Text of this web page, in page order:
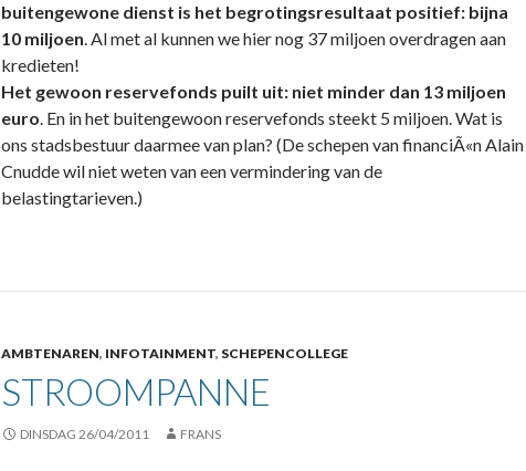
buitengewone dienst is het begrotingsresultaat positief: bijna
10 miljoen. Al met al kunnen we hier nog 37 miljoen overdragen aan
kredieten!
Het gewoon reservefonds puilt uit: niet minder dan 13 miljoen
euro. En in het buitengewoon reservefonds steekt 5 miljoen. Wat is
ons stadsbestuur daarmee van plan? (De schepen van financiÃ«n Alain
Cnudde wil niet weten van een vermindering van de
belastingtarieven.)
AMBTENAREN, INFOTAINMENT, SCHEPENCOLLEGE
STROOMPANNE
DINSDAG 26/04/2011 FRANS